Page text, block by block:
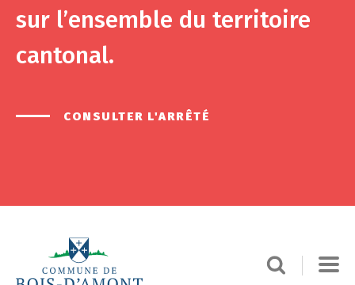
sur l’ensemble du territoire
cantonal.
CONSULTER L'ARRÊTÉ